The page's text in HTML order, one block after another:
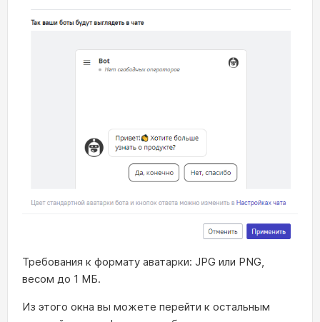
Требования к формату аватарки: JPG или PNG,
весом до 1 МБ.
Из этого окна вы можете перейти к остальным